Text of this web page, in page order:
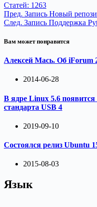
Статей: 1263
Пред. Запись Новый
След. Запись Поддержка
Вам может понравится
Алексей Мась. Об iForum
2014-06-28
В ядре Linux 5.6
стандарта USB 4
2019-09-10
Состоялся релиз Ubuntu
2015-08-03
Язык